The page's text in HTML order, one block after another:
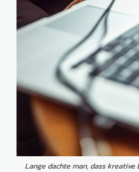
Lange dachte man, dass kreative